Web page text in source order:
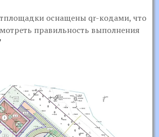
оснащены qr-кодами, что
правильность выполнения